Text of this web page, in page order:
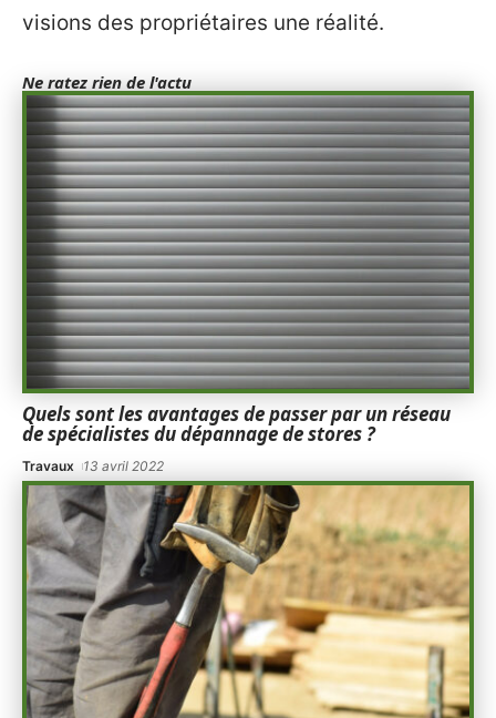
visions des propriétaires une réalité.
Ne ratez rien de l'actu
Quels sont les avantages de passer par un réseau
de spécialistes du dépannage de stores ?
Travaux 13 avril 2022